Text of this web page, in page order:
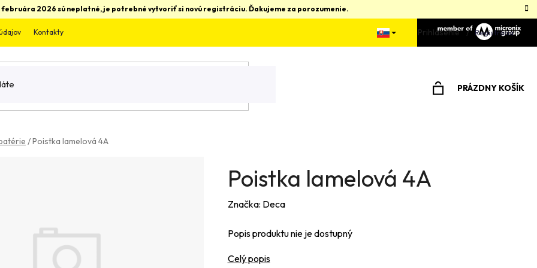
2026 sú neplatné, je potrebné vytvoriť si novú registráciu. Ďakujeme za porozumenie.
Kontakty Prihlásenie Registrácia
PRÁZDNY KOŠÍK
/Poistka lamelová 4A
Poistka lamelová 4A
Značka: Deca
Popis produktu nie je dostupný
Celý popis